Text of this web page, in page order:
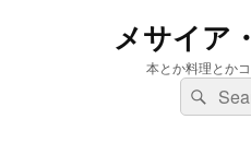
メサイア
本とか料理とか
検
索:
検
索